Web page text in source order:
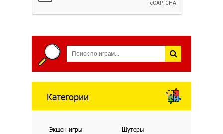
Категории
Экшен игры Шутеры